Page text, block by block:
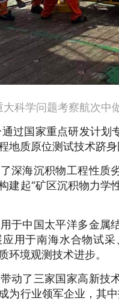
科学问题考察航次中
过国家重点研发计
地质原位测试技术跻
深海沉积物工程性质
建起“矿区沉积物力
于中国太平洋多金属
用于南海水合物试
环境观测技术进步。
动了三家国家高新技
为行业领军企业，其